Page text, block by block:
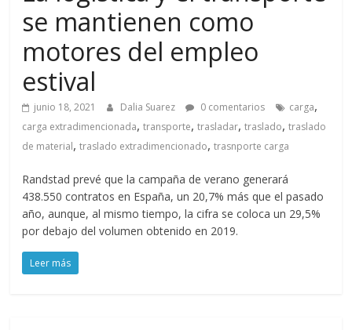
a
q
u
n
a
–
se mantienen como
motores del empleo
estival
junio 18, 2021 Dalia Suarez 0 comentarios carga,
carga extradimencionada,transporte,trasladar,traslado,traslado
de material,traslado extradimencionado,trasnporte carga
Randstad prevé que la campaña de verano generará
438.550 contratos en España, un 20,7% más que el pasado
año, aunque, al mismo tiempo, la cifra se coloca un 29,5%
por debajo del volumen obtenido en 2019.
Leer más